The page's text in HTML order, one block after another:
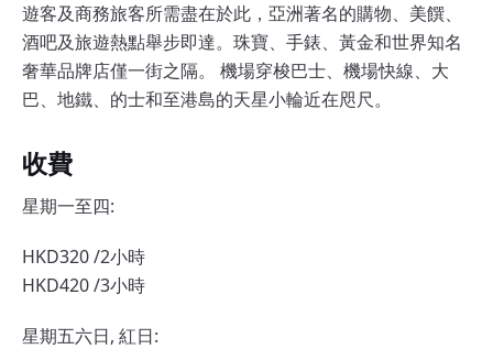
遊客及商務旅客所需盡在於此，亞洲著名的購物、美饌、
酒吧及旅遊熱點舉步即達。珠寶、手錶、黃金和世界知名
奢華品牌店僅一街之隔。 機場穿梭巴士、機場快線、大
巴、地鐵、的士和至港島的天星小輪近在咫尺。
收費
星期一至四:
HKD320 /2小時
HKD420 /3小時
星期五六日, 紅日: